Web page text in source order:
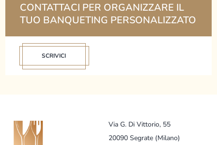
CONTATTACI PER ORGANIZZARE IL
TUO BANQUETING PERSONALIZZATO
SCRIVICI
Via G. Di Vittorio, 55
20090 Segrate (Milano)